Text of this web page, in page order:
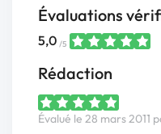
Évaluations
5,0 /5
Rédaction
Évalué le 28 mars 2011